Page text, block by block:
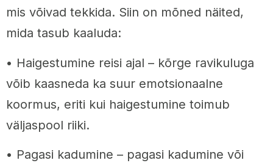
mis võivad tekkida. Siin on mõned näited,
mida tasub kaaluda:
• Haigestumine reisi ajal – kõrge ravikuluga
võib kaasneda ka suur emotsionaalne
koormus, eriti kui haigestumine toimub
väljaspool riiki.
• Pagasi kadumine – pagasi kadumine või